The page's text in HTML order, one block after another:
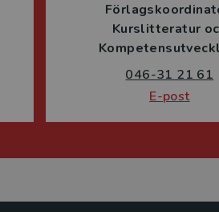
Kurslitteratur
046-31 21 61
E-post